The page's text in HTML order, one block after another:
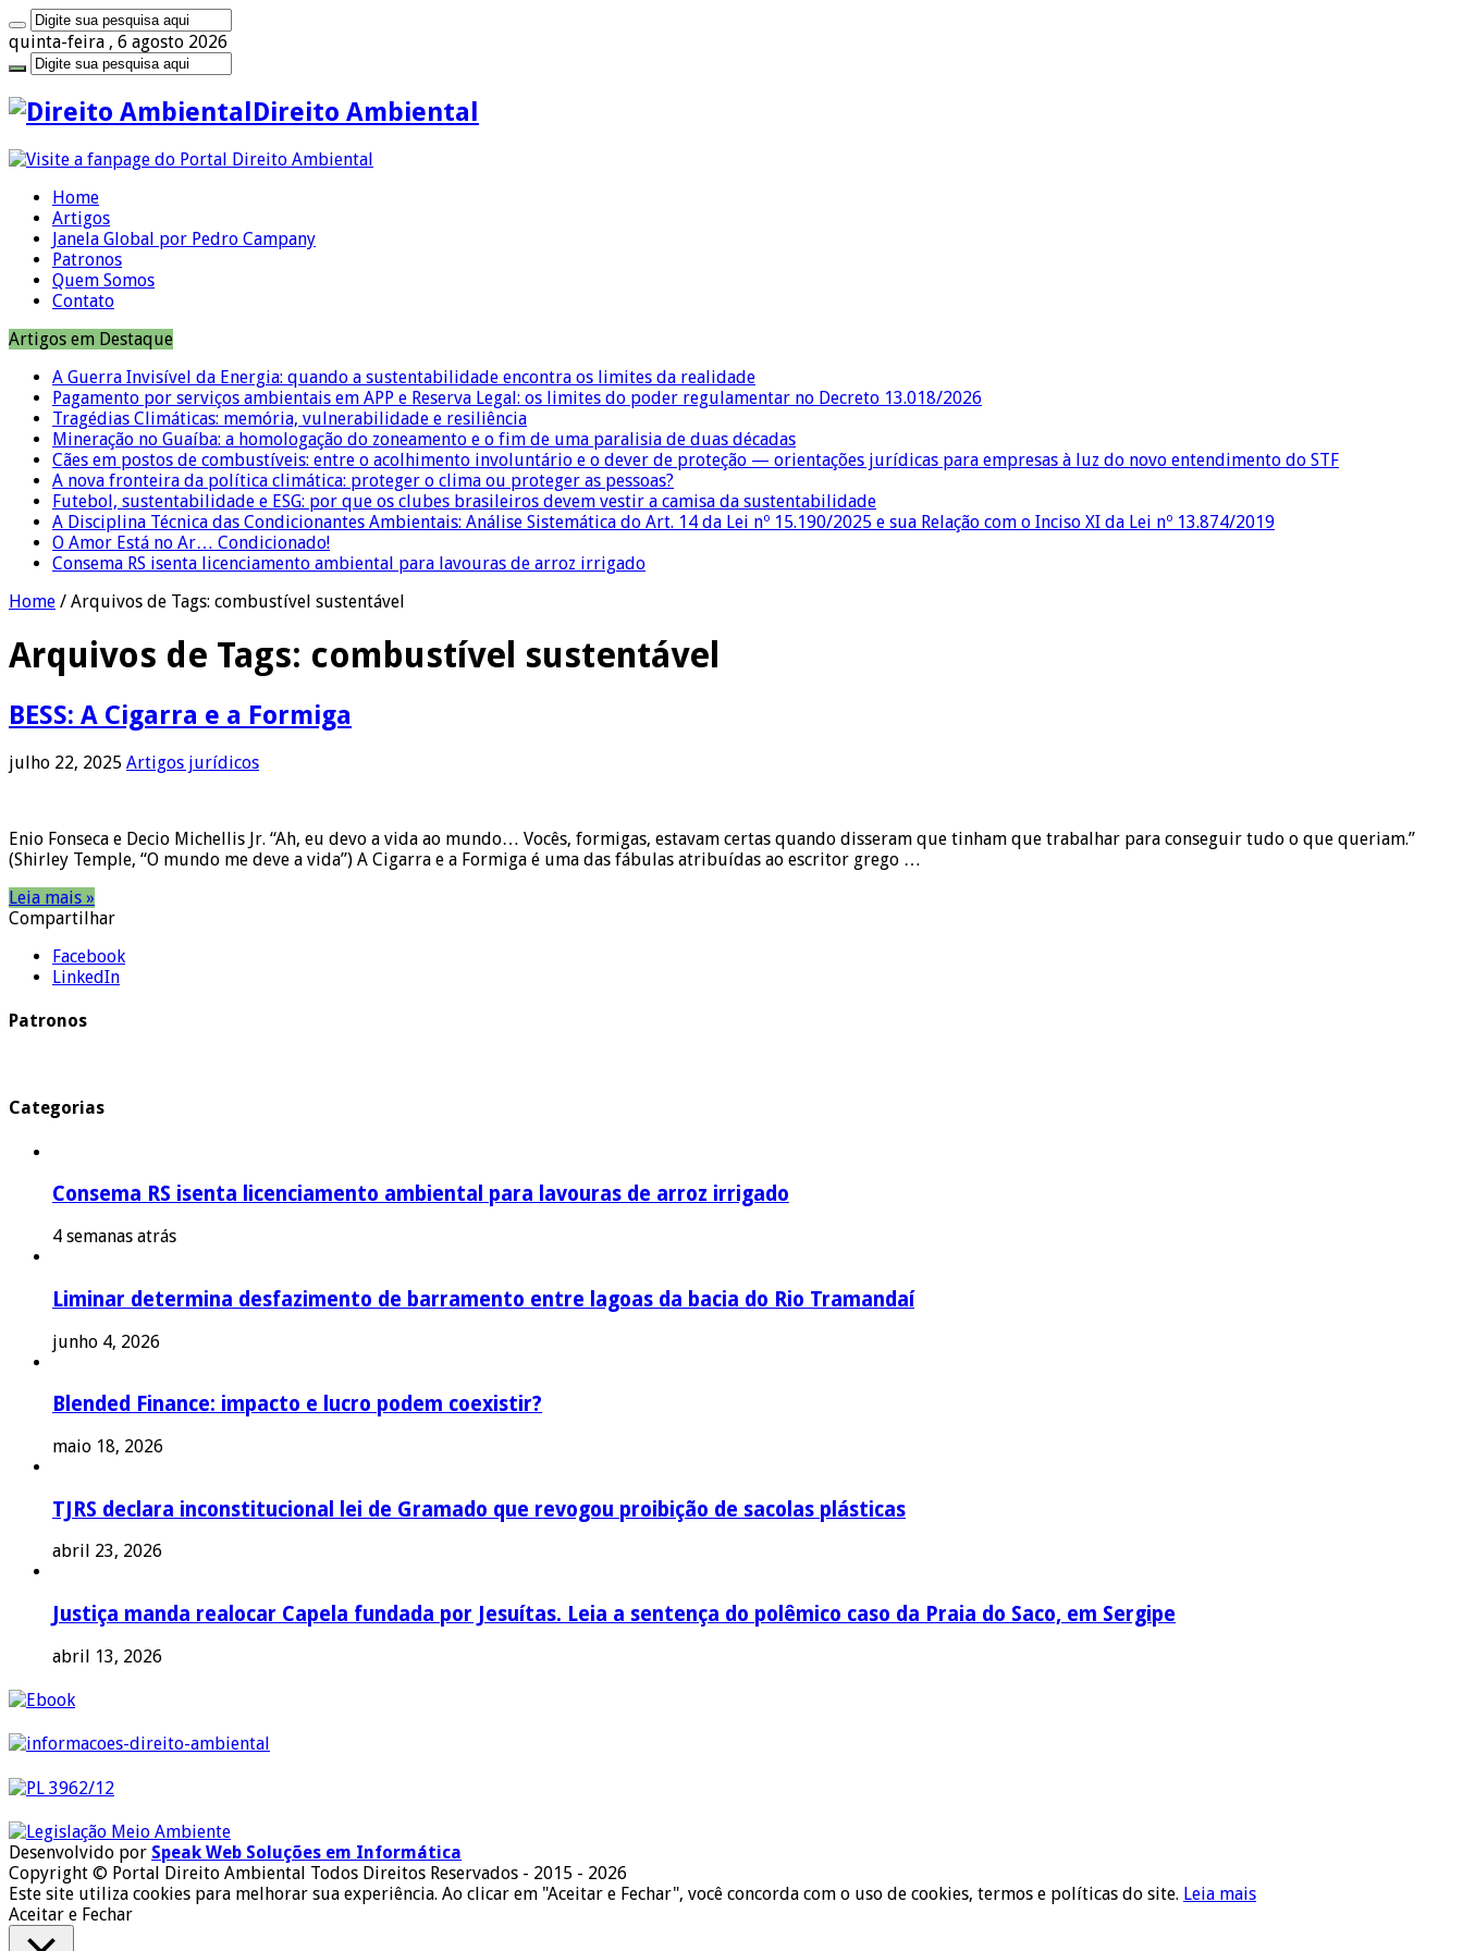
quinta-feira , 6 agosto 2026
Direito Ambiental
Home
Artigos
Janela Global por Pedro Campany
Patronos
Quem Somos
Contato
Artigos em Destaque
A Guerra Invisível da Energia: quando a sustentabilidade encontra os limites da realidade
Pagamento por serviços ambientais em APP e Reserva Legal: os limites do poder regulamentar no Decreto 13.018/2026
Tragédias Climáticas: memória, vulnerabilidade e resiliência
Mineração no Guaíba: a homologação do zoneamento e o fim de uma paralisia de duas décadas
Cães em postos de combustíveis: entre o acolhimento involuntário e o dever de proteção — orientações jurídicas para empresas à luz do novo entendimento do STF
A nova fronteira da política climática: proteger o clima ou proteger as pessoas?
Futebol, sustentabilidade e ESG: por que os clubes brasileiros devem vestir a camisa da sustentabilidade
A Disciplina Técnica das Condicionantes Ambientais: Análise Sistemática do Art. 14 da Lei nº 15.190/2025 e sua Relação com o Inciso XI da Lei nº 13.874/2019
O Amor Está no Ar… Condicionado!
Consema RS isenta licenciamento ambiental para lavouras de arroz irrigado
Home / Arquivos de Tags: combustível sustentável
Arquivos de Tags: combustível sustentável
BESS: A Cigarra e a Formiga
julho 22, 2025 Artigos jurídicos
Enio Fonseca e Decio Michellis Jr. “Ah, eu devo a vida ao mundo… Vocês, formigas, estavam certas quando disseram que tinham que trabalhar para conseguir tudo o que queriam.”
(Shirley Temple, “O mundo me deve a vida”) A Cigarra e a Formiga é uma das fábulas atribuídas ao escritor grego …
Leia mais »
Compartilhar
Facebook
LinkedIn
Patronos
Categorias
Consema RS isenta licenciamento ambiental para lavouras de arroz irrigado
4 semanas atrás
Liminar determina desfazimento de barramento entre lagoas da bacia do Rio Tramandaí
junho 4, 2026
Blended Finance: impacto e lucro podem coexistir?
maio 18, 2026
TJRS declara inconstitucional lei de Gramado que revogou proibição de sacolas plásticas
abril 23, 2026
Justiça manda realocar Capela fundada por Jesuítas. Leia a sentença do polêmico caso da Praia do Saco, em Sergipe
abril 13, 2026
Desenvolvido por Speak Web Soluções em Informática
Copyright © Portal Direito Ambiental Todos Direitos Reservados - 2015 - 2026
Este site utiliza cookies para melhorar sua experiência. Ao clicar em "Aceitar e Fechar", você concorda com o uso de cookies, termos e políticas do site. Leia mais
Aceitar e Fechar